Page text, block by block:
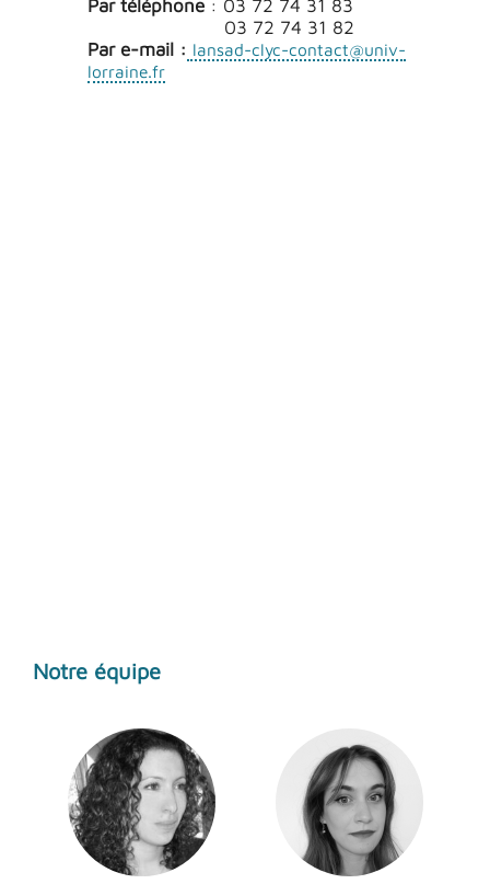
Par téléphone : 03 72 74 31 83
03 72 74 31 82
Par e-mail : lansad-clyc-contact@univ-
lorraine.fr
Notre équipe